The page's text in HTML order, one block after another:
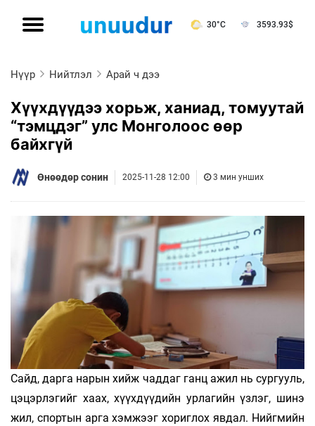
30°C 3593.93$
Нүүр Нийтлэл Арай ч дээ
Хүүхдүүдээ хорьж, ханиад, томуутай
“тэмцдэг” улс Монголоос өөр
байхгүй
Өнөөдөр сонин 2025-11-28 12:00 3 мин унших
Сайд, дарга нарын хийж чаддаг ганц ажил нь сургууль,
цэцэрлэгийг хаах, хүүхдүүдийн урлагийн үзлэг, шинэ
жил, спортын арга хэмжээг хориглох явдал. Нийгмийн